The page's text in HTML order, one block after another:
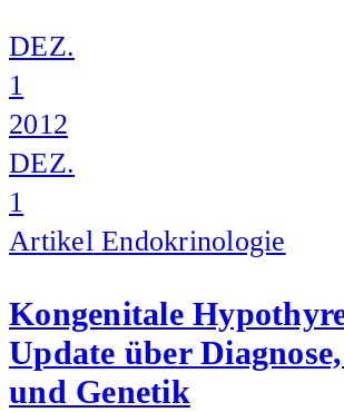
DEZ.
1
2012
DEZ.
1
Artikel Endokrinologie
Kongenitale
Update über
und Genetik